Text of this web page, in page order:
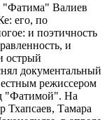
"Фатима" Валиев
его, по
и поэтичность
и
острый
документальный
режиссером
"Фатимой". На
Тхапсаев, Тамара